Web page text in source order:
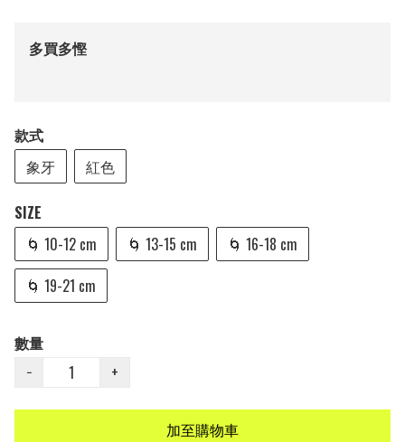
多買多慳
款式
象牙
紅色
SIZE
🌀 10-12 cm
🌀 13-15 cm
🌀 16-18 cm
🌀 19-21 cm
數量
−
+
加至購物車